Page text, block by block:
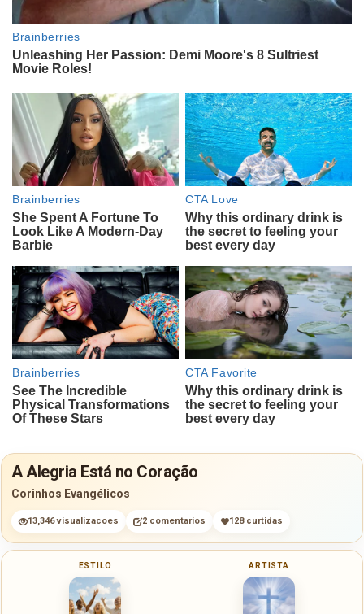
A Alegria Está no Coração
Corinhos Evangélicos
13,346 visualizacoes 2 comentarios 128 curtidas
ESTILO ARTISTA